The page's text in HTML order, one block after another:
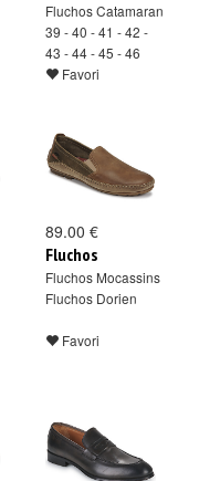
Fluchos Catamaran
39 - 40 - 41 - 42 -
43 - 44 - 45 - 46
Favori
89.00 €
Fluchos
Fluchos Mocassins
Fluchos Dorien
Favori